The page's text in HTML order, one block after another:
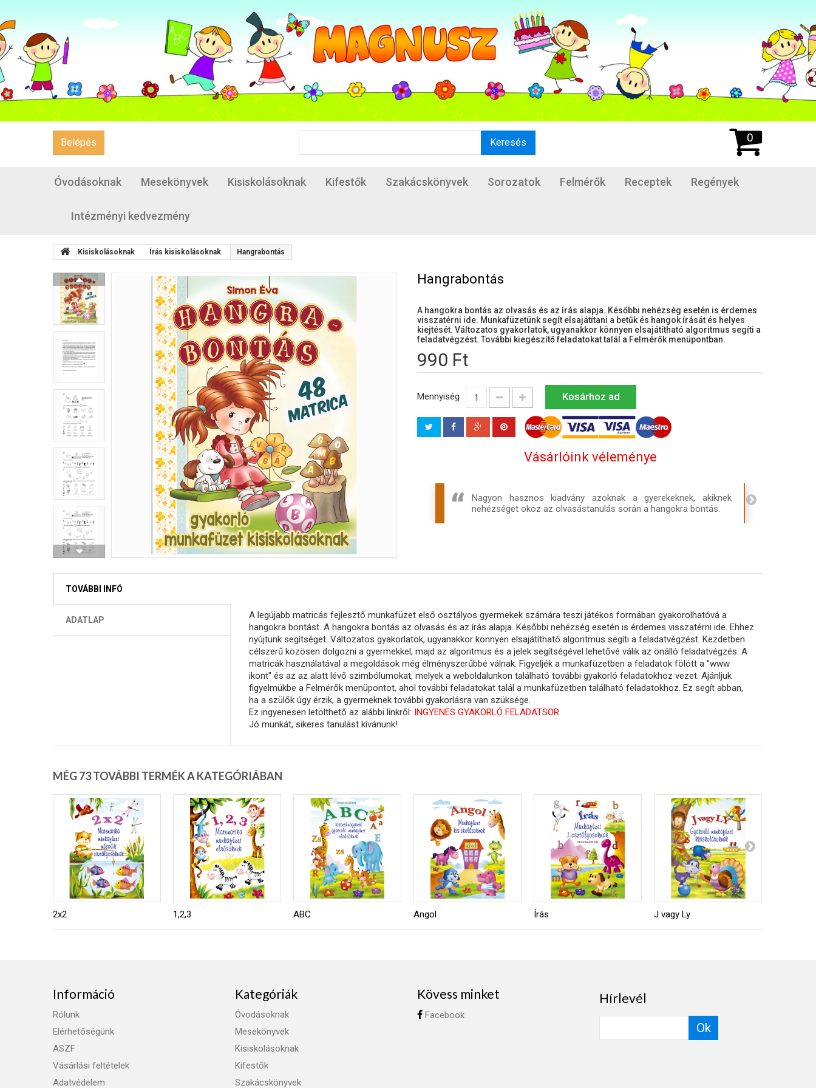
Belépés Keresés 0
Óvodásoknak Mesekönyvek Kisiskolásoknak Kifestők Szakácskönyvek Sorozatok Felmérők Receptek Regények
Intézményi kedvezmény
Kisiskolásoknak Írás kisiskolásoknak Hangrabontás
Hangrabontás
A hangokra bontás az olvasás és az írás alapja. Későbbi nehézség esetén is érdemes
visszatérni ide. Munkafüzetünk segít elsajátítani a betűk és hangok írását és helyes
kiejtését. Változatos gyakorlatok, ugyanakkor könnyen elsajátítható algoritmus segíti a
feladatvégzést. További kiegészítő feladatokat talál a Felmérők menüpontban.
990 Ft
Mennyiség Kosárhoz ad
Vásárlóink véleménye
Nagyon hasznos kiadvány azoknak a gyerekeknek, akiknek
nehézséget okoz az olvasástanulás során a hangokra bontás.
TOVÁBBI INFÓ
ADATLAP
A legújabb matricás fejlesztő munkafüzet első osztályos gyermekek számára teszi játékos formában gyakorolhatóvá a
hangokra bontást. A hangokra bontás az olvasás és az írás alapja. Későbbi nehézség esetén is érdemes visszatérni ide. Ehhez
nyújtunk segítséget. Változatos gyakorlatok, ugyanakkor könnyen elsajátítható algoritmus segíti a feladatvégzést. Kezdetben
célszerű közösen dolgozni a gyermekkel, majd az algoritmus és a jelek segítségével lehetővé válik az önálló feladatvégzés. A
matricák használatával a megoldások még élményszerűbbé válnak. Figyeljék a munkafüzetben a feladatok fölött a "www
ikont" és az az alatt lévő szimbólumokat, melyek a weboldalunkon található további gyakorló feladatokhoz vezet. Ajánljuk
figyelmükbe a Felmérők menüpontot, ahol további feladatokat talál a munkafüzetben található feladatokhoz. Ez segít abban,
ha a szülők úgy érzik, a gyermeknek további gyakorlásra van szüksége.
Ez ingyenesen letölthető az alábbi linkről: INGYENES GYAKORLÓ FELADATSOR
Jó munkát, sikeres tanulást kívánunk!
MÉG 73 TOVÁBBI TERMÉK A KATEGÓRIÁBAN
2x2 1,2,3 ABC Angol Írás J vagy Ly
Információ
Rólunk
Elérhetőségünk
ASZF
Vásárlási feltételek
Adatvédelem
Kategóriák
Óvodásoknak
Mesekönyvek
Kisiskolásoknak
Kifestők
Szakácskönyvek
Kövess minket
Facebook
Hírlevél
Ok